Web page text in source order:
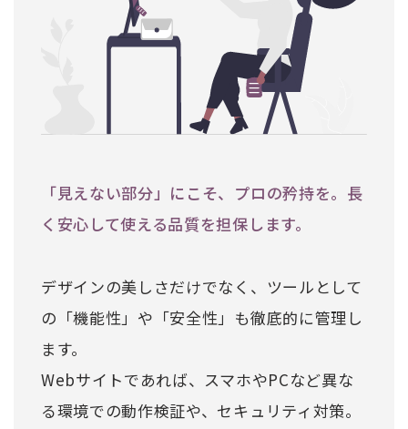
「見えない部分」にこそ、プロの矜持を。長
く安心して使える品質を担保します。
デザインの美しさだけでなく、ツールとして
の「機能性」や「安全性」も徹底的に管理し
ます。
Webサイトであれば、スマホやPCなど異な
る環境での動作検証や、セキュリティ対策。